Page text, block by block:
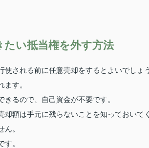
い抵当権を外す方法
される前に任意売却をするとよいでしょう
す。
るので、自己資金が不要です。
額は手元に残らないことを知っておいて
。
。